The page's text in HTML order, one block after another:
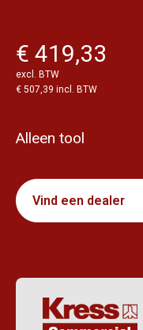
€ 419,33
excl. BTW
€ 507,39 incl. BTW
Alleen tool
Vind een dealer